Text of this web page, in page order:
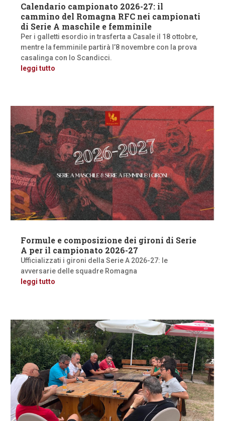
Calendario campionato 2026-27: il
cammino del Romagna RFC nei campionati
di Serie A maschile e femminile
Per i galletti esordio in trasferta a Casale il 18 ottobre,
mentre la femminile partirà l’8 novembre con la prova
casalinga con lo Scandicci.
leggi tutto
Formule e composizione dei gironi di Serie
A per il campionato 2026-27
Ufficializzati i gironi della Serie A 2026-27: le
avversarie delle squadre Romagna
leggi tutto